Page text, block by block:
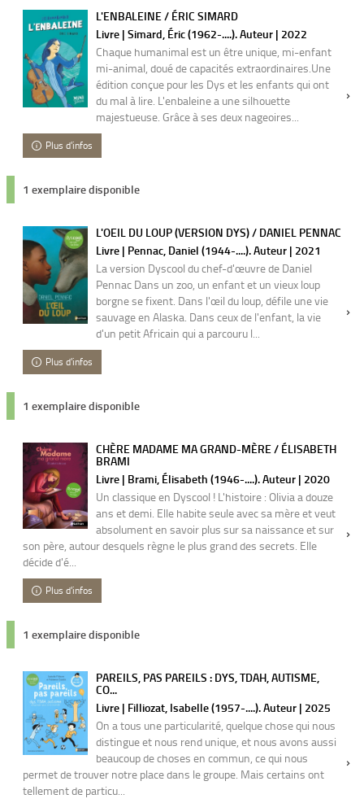
L'ENBALEINE / ÉRIC SIMARD
Livre | Simard, Éric (1962-....). Auteur | 2022
Chaque humanimal est un être unique, mi-enfant
mi-animal, doué de capacités extraordinaires.Une
édition conçue pour les Dys et les enfants qui ont
du mal à lire. L'enbaleine a une silhouette
majestueuse. Grâce à ses deux nageoires...
Plus d'infos
1 exemplaire disponible
L'OEIL DU LOUP (VERSION DYS) / DANIEL PENNAC
Livre | Pennac, Daniel (1944-....). Auteur | 2021
La version Dyscool du chef-d'œuvre de Daniel
Pennac Dans un zoo, un enfant et un vieux loup
borgne se fixent. Dans l'œil du loup, défile une vie
sauvage en Alaska. Dans ceux de l'enfant, la vie
d'un petit Africain qui a parcouru l...
Plus d'infos
1 exemplaire disponible
CHÈRE MADAME MA GRAND-MÈRE / ÉLISABETH
BRAMI
Livre | Brami, Élisabeth (1946-....). Auteur | 2020
Un classique en Dyscool ! L'histoire : Olivia a douze
ans et demi. Elle habite seule avec sa mère et veut
absolument en savoir plus sur sa naissance et sur
son père, autour desquels règne le plus grand des secrets. Elle
décide d'é...
Plus d'infos
1 exemplaire disponible
PAREILS, PAS PAREILS : DYS, TDAH, AUTISME,
CO...
Livre | Filliozat, Isabelle (1957-....). Auteur | 2025
On a tous une particularité, quelque chose qui nous
distingue et nous rend unique, et nous avons aussi
beaucoup de choses en commun, ce qui nous
permet de trouver notre place dans le groupe. Mais certains ont
tellement de particu...